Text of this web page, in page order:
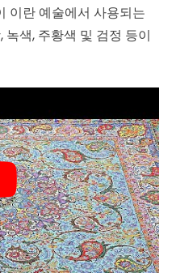
이란 예술에서 사용되는
색, 주황색 및 검정 등이